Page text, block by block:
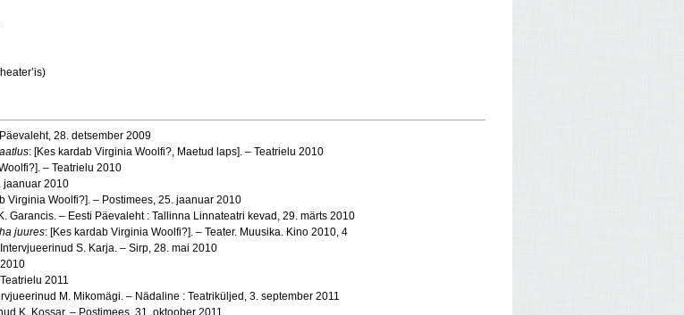
28. detsember 2009
: [Kes kardab Virginia Woolfi?, Maetud laps]. – Teatrielu 2010
– Teatrielu 2010
jaanuar 2010
Virginia Woolfi?]. – Postimees, 25. jaanuar 2010
Garancis. – Eesti Päevaleht : Tallinna Linnateatri kevad, 29. märts 2010
juures: [Kes kardab Virginia Woolfi?]. – Teater. Muusika. Kino 2010, 4
S. Karja. – Sirp, 28. mai 2010
2011
M. Mikomägi. – Nädaline : Teatriküljed, 3. september 2011
K. Kossar. – Postimees, 31. oktoober 2011